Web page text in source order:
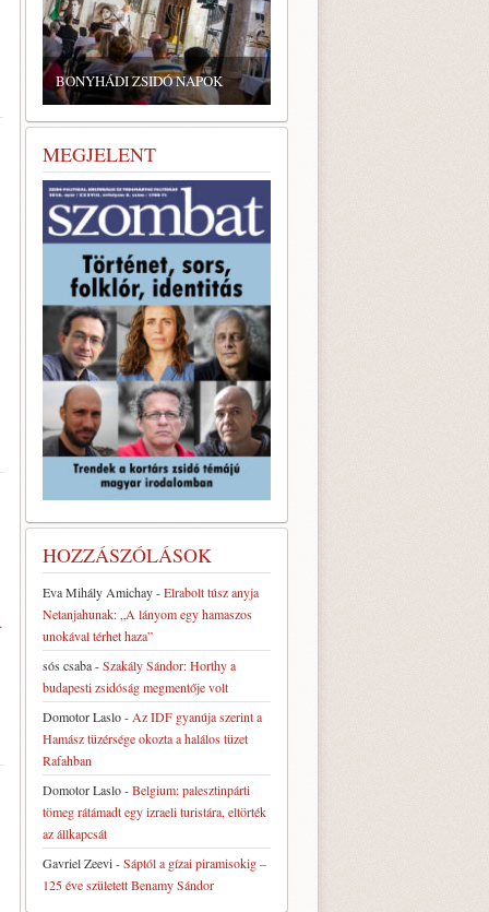
ZSIDÓ NAPOK
ZSIDÓ GASZTRONÓMIAI
TALÁLKOZÓ A BONYHÁDI
ZSINAGÓGÁBAN
MEGJELENT
HOZZÁSZÓLÁSOK
Eva Mihály Amichay-Elrabolt túsz anyja
Netanjahunak: „A lányom egy hamaszos
unokával térhet haza”
sós csaba-Szakály Sándor: Horthy a
budapesti zsidóság megmentője volt
Domotor Laslo- Az IDF gyanúja szerint a
Hamász tüzérsége okozta a halálos tüzet
Rafahban
Domotor Laslo-Belgium: palesztinpárti
tömeg rátámadt egy izraeli turistára, eltörték
az állkapcsát
Gavriel Zeevi-Sáptól a gízai piramisokig –
125 éve született Benamy Sándor